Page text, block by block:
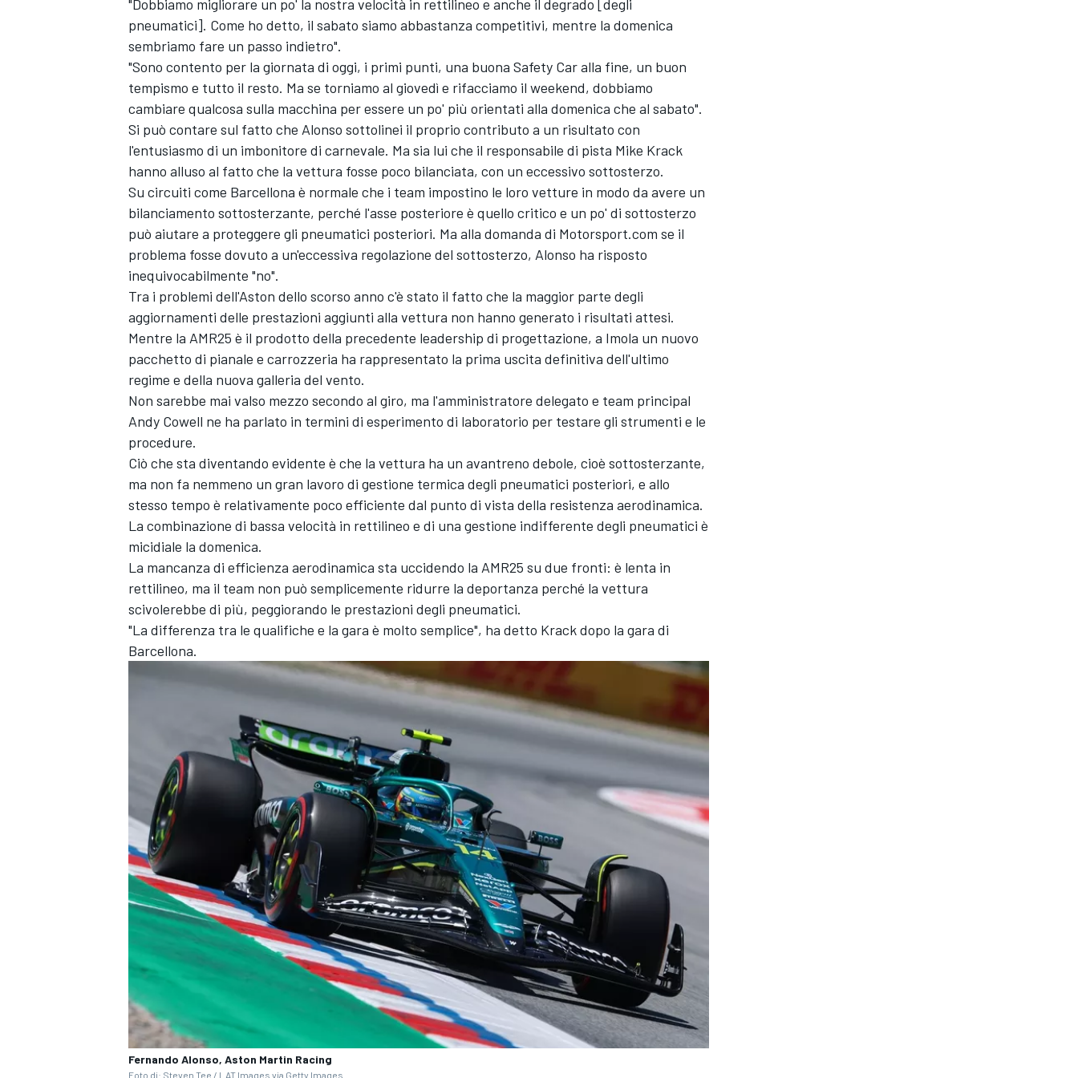
MONOMARCA
"Dobbiamo migliorare un po' la nostra velocità in rettilineo e anche il degrado [degli
pneumatici]. Come ho detto, il sabato siamo abbastanza competitivi, mentre la domenica
sembriamo fare un passo indietro".
"Sono contento per la giornata di oggi, i primi punti, una buona Safety Car alla fine, un buon
tempismo e tutto il resto. Ma se torniamo al giovedì e rifacciamo il weekend, dobbiamo
cambiare qualcosa sulla macchina per essere un po' più orientati alla domenica che al sabato".
Si può contare sul fatto che Alonso sottolinei il proprio contributo a un risultato con
l'entusiasmo di un imbonitore di carnevale. Ma sia lui che il responsabile di pista Mike Krack
hanno alluso al fatto che la vettura fosse poco bilanciata, con un eccessivo sottosterzo.
Su circuiti come Barcellona è normale che i team impostino le loro vetture in modo da avere un
bilanciamento sottosterzante, perché l'asse posteriore è quello critico e un po' di sottosterzo
può aiutare a proteggere gli pneumatici posteriori. Ma alla domanda di Motorsport.com se il
problema fosse dovuto a un'eccessiva regolazione del sottosterzo, Alonso ha risposto
inequivocabilmente "no".
Tra i problemi dell'Aston dello scorso anno c'è stato il fatto che la maggior parte degli
aggiornamenti delle prestazioni aggiunti alla vettura non hanno generato i risultati attesi.
Mentre la AMR25 è il prodotto della precedente leadership di progettazione, a Imola un nuovo
pacchetto di pianale e carrozzeria ha rappresentato la prima uscita definitiva dell'ultimo
regime e della nuova galleria del vento.
Non sarebbe mai valso mezzo secondo al giro, ma l'amministratore delegato e team principal
Andy Cowell ne ha parlato in termini di esperimento di laboratorio per testare gli strumenti e le
procedure.
Ciò che sta diventando evidente è che la vettura ha un avantreno debole, cioè sottosterzante,
ma non fa nemmeno un gran lavoro di gestione termica degli pneumatici posteriori, e allo
stesso tempo è relativamente poco efficiente dal punto di vista della resistenza aerodinamica.
La combinazione di bassa velocità in rettilineo e di una gestione indifferente degli pneumatici è
micidiale la domenica.
La mancanza di efficienza aerodinamica sta uccidendo la AMR25 su due fronti: è lenta in
rettilineo, ma il team non può semplicemente ridurre la deportanza perché la vettura
scivolerebbe di più, peggiorando le prestazioni degli pneumatici.
"La differenza tra le qualifiche e la gara è molto semplice", ha detto Krack dopo la gara di
Barcellona.
Fernando Alonso, Aston Martin Racing
Foto di: Steven Tee / LAT Images via Getty Images